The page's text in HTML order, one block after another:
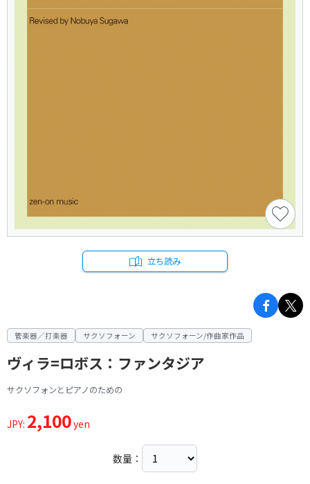
立ち読み
管楽器／打楽器 サクソフォーン サクソフォーン/作曲家作品
ヴィラ=ロボス：ファンタジア
サクソフォンとピアノのための
JPY: 2,100yen
数量：